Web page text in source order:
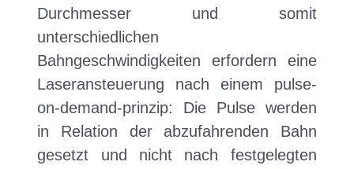
Durchmesser und somit
unterschiedlichen
Bahngeschwindigkeiten erfordern eine
Laseransteuerung nach einem pulse-
on-demand-prinzip: Die Pulse werden
in Relation der abzufahrenden Bahn
gesetzt und nicht nach festgelegten